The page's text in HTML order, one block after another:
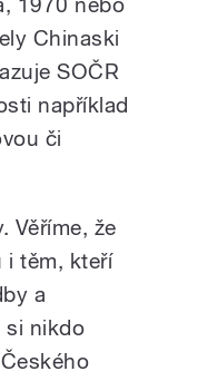
Chinaski
SOČR
například
či
Věříme, že
i těm, kteří
a
si nikdo